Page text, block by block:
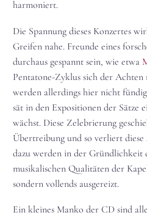
harmoniert.
Die Spannung dieses Konzertes
Greifen nahe. Freunde eines
durchaus gespannt sein, wie etwa
Pentatone-Zyklus sich der
werden allerdings hier nicht
sät in den Expositionen der Sätze
wächst. Diese Zelebrierung
Übertreibung und so verliert
dazu werden in der Gründlichkeit
musikalischen Qualitäten der
sondern vollends ausgereizt.
Ein kleines Manko der CD sind